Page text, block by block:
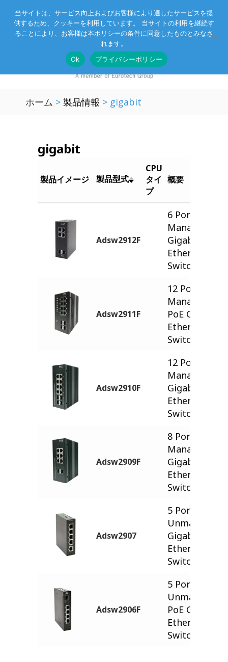
Eurotechグループ お客様サポート お問い合わせ
ホーム > 製品情報 > gigabit
gigabit
製品イメージ 製品型式
CPU
タイ
プ
概要
Adsw2912F
6 Ports L2
Managed
Gigabit
Ethernet
Switch
Adsw2911F
12 Ports
Managed
PoE Gigabit
Ethernet
Switch
Adsw2910F
12 Ports
Managed
Gigabit
Ethernet
Switch
Adsw2909F
8 Ports
Managed
Gigabit
Ethernet
Switch
Adsw2907
5 Ports
Unmanaged
Gigabit
Ethernet
Switch
Adsw2906F
5 Ports
Unmanaged
PoE Gigabit
Ethernet
Switch
当サイトは、サービス向上およびお客様により適したサービスを提
供するため、クッキーを利用しています。 当サイトの利用を継続す
ることにより、お客様は本ポリシーの条件に同意したものとみなさ
れます。
Ok
プライバシーポリシー